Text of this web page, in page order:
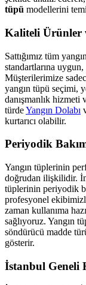
tüpü modellerini
Kaliteli Ürünler
Sattığımız tüm
standartlarına
Müşterilerimize
yangın tüpü seçimi,
danışmanlık
türdeYangın Dolabı
kurtarıcı olabilir.
Periyodik
Yangın tüplerinin
doğrudan ilişkilidir.
tüplerinin periyodik
profesyonel
zaman kullanıma
sağlıyoruz. Yangın
söndürücü madde
gösterir.
İstanbul Geneli